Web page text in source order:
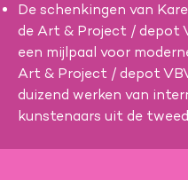
De schenkingen van
de Art & Project / depot
een mijlpaal voor
Art & Project / depot
duizend werken van
kunstenaars uit de